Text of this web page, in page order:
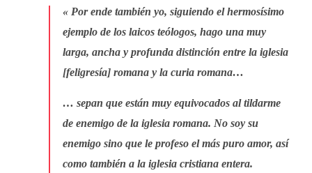
« Por ende también yo, siguiendo el hermosísimo
ejemplo de los laicos teólogos, hago una muy
larga, ancha y profunda distinción entre la iglesia
[feligresía] romana y la curia romana…
… sepan que están muy equivocados al tildarme
de enemigo de la iglesia romana. No soy su
enemigo sino que le profeso el más puro amor, así
como también a la iglesia cristiana entera.